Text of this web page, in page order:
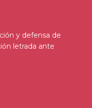
y defensa de
letrada ante